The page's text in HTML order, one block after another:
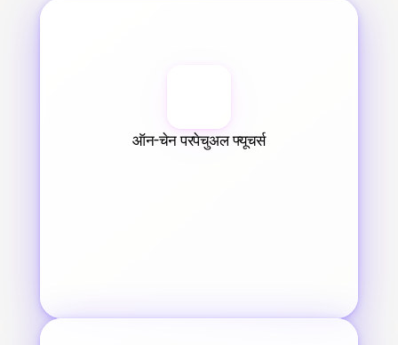
ऑन-चेन परपेचुअल फ्यूचर्स